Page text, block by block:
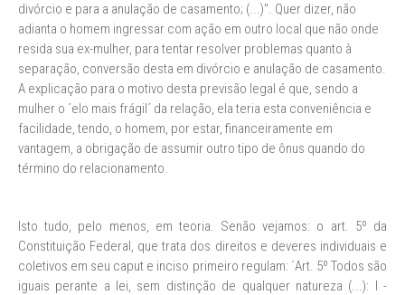
divórcio e para a anulação de casamento; (...)". Quer dizer, não
adianta o homem ingressar com ação em outro local que não onde
resida sua ex-mulher, para tentar resolver problemas quanto à
separação, conversão desta em divórcio e anulação de casamento.
A explicação para o motivo desta previsão legal é que, sendo a
mulher o ´elo mais frágil´ da relação, ela teria esta conveniência e
facilidade, tendo, o homem, por estar, financeiramente em
vantagem, a obrigação de assumir outro tipo de ônus quando do
término do relacionamento.
Isto tudo, pelo menos, em teoria. Senão vejamos: o art. 5º da
Constituição Federal, que trata dos direitos e deveres individuais e
coletivos em seu caput e inciso primeiro regulam: ´Art. 5º Todos são
iguais perante a lei, sem distinção de qualquer natureza (...): I -